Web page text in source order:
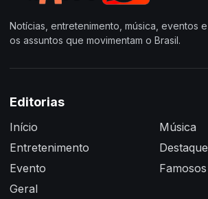
Notícias, entretenimento, música, eventos e
os assuntos que movimentam o Brasil.
Editorias
Início
Entretenimento
Evento
Geral
Música
Destaque
Famosos